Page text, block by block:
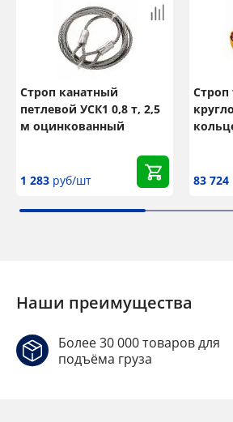
Строп канатный
петлевой УСК1 0,8 т, 2,5
м оцинкованный
1 283 руб/шт
Строп
83 724
Наши преимущества
Более 30 000 товаров для
подъёма груза